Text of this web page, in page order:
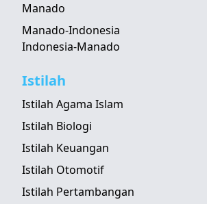
Manado
Manado-Indonesia
Indonesia-Manado
Istilah
Istilah Agama Islam
Istilah Biologi
Istilah Keuangan
Istilah Otomotif
Istilah Pertambangan